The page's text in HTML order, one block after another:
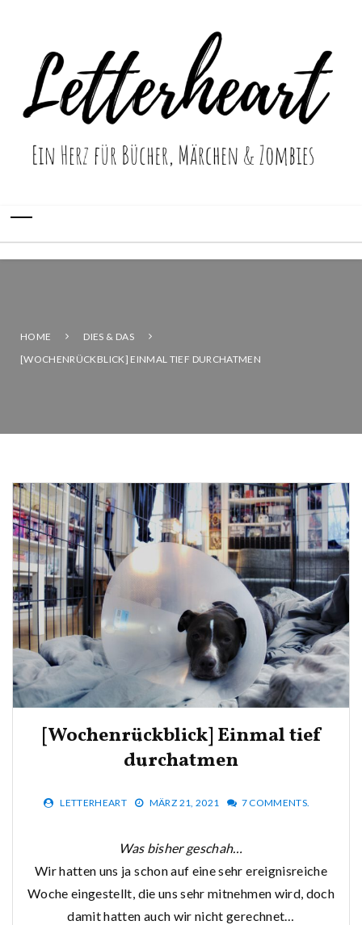
HOME
DIES & DAS
[WOCHENRÜCKBLICK] EINMAL TIEF DURCHATMEN
[Wochenrückblick] Einmal tief
durchatmen
LETTERHEART MÄRZ 21, 2021 7 COMMENTS.
Was bisher geschah…
Wir hatten uns ja schon auf eine sehr ereignisreiche
Woche eingestellt, die uns sehr mitnehmen wird, doch
damit hatten auch wir nicht gerechnet…